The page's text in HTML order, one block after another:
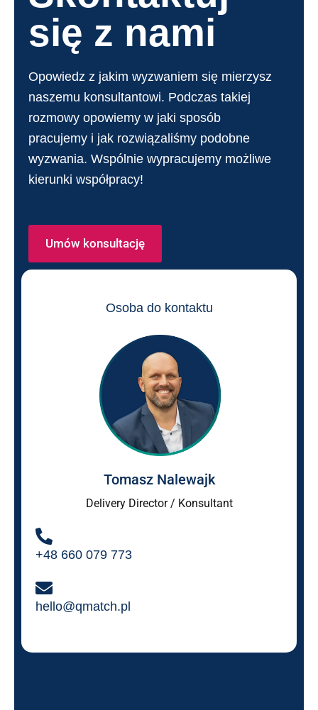
się z nami
Opowiedz z jakim wyzwaniem się mierzysz
naszemu konsultantowi. Podczas takiej
rozmowy opowiemy w jaki sposób
pracujemy i jak rozwiązaliśmy podobne
wyzwania. Wspólnie wypracujemy możliwe
kierunki współpracy!
Umów konsultację
Osoba do kontaktu
Tomasz Nalewajk
Delivery Director / Konsultant
+48 660 079 773
hello@qmatch.pl